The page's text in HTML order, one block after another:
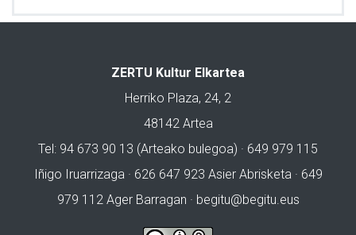
ZERTU Kultur Elkartea
Herriko Plaza, 24, 2
48142 Artea
Tel: 94 673 90 13 (Arteako bulegoa) · 649 979 115
Iñigo Iruarrizaga · 626 647 923 Asier Abrisketa · 649
979 112 Ager Barragan · begitu@begitu.eus